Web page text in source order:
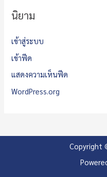
นิยาม
เข้าสู่ระบบ
เข้าฟีด
แสดงความเห็นฟีด
WordPress.org
Copyright